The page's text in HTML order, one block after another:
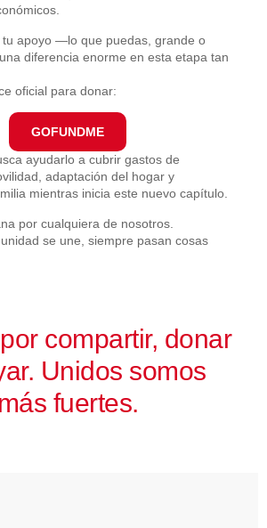
tu apoyo —lo que puedas, grande o
diferencia enorme en esta etapa tan
oficial para donar:
GOFUNDME
ayudarlo a cubrir gastos de
adaptación del hogar y
mientras inicia este nuevo capítulo.
por cualquiera de nosotros.
se une, siempre pasan cosas
compartir, donar
Unidos somos
más fuertes.